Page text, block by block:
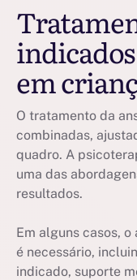
em
O tratamento da
combinadas,
quadro. A
uma das
resultados.
Em alguns casos,
é necessário,
indicado, suporte